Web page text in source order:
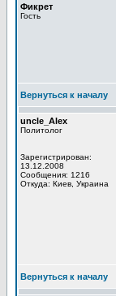
Фикрет
Гость
Вернуться к началу
uncle_Alex
Политолог
Зарегистрирован:
13.12.2008
Сообщения: 1216
Откуда: Киев, Украина
Вернуться к началу